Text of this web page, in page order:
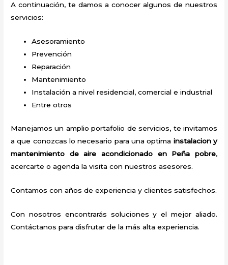
A continuación, te damos a conocer algunos de nuestros
servicios:
Asesoramiento
Prevención
Reparación
Mantenimiento
Instalación a nivel residencial, comercial e industrial
Entre otros
Manejamos un amplio portafolio de servicios, te invitamos
a que conozcas lo necesario para una optima instalacion y
mantenimiento de aire acondicionado en Peña pobre,
acercarte o agenda la visita con nuestros asesores.
Contamos con años de experiencia y clientes satisfechos.
Con nosotros encontrarás soluciones y el mejor aliado.
Contáctanos para disfrutar de la más alta experiencia.